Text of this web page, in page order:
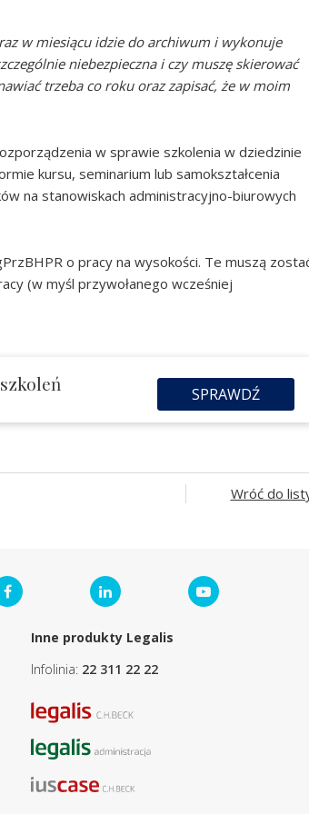
w miesiącu idzie do archiwum i wykonuje
niebezpieczna i czy muszę skierować
trzeba co roku oraz zapisać, że w moim
w sprawie szkolenia w dziedzinie
kursu, seminarium lub samokształcenia
na stanowiskach administracyjno-biurowych
o pracy na wysokości. Te muszą
(w myśl przywołanego wcześniej
SPRAWDŹ
Wróć do
Inne produkty Legalis
Infolinia: 22 311 22 22